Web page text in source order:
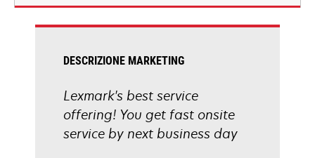
DESCRIZIONE MARKETING
Lexmark's best service
offering! You get fast onsite
service by next business day